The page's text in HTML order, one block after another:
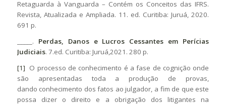
Retaguarda à Vanguarda – Contém os Conceitos das IFRS.
Revista, Atualizada e Ampliada. 11. ed. Curitiba: Juruá, 2020.
691 p.
_____. Perdas, Danos e Lucros Cessantes em Perícias
Judiciais. 7.ed. Curitiba: Juruá,2021. 280 p.
[1] O processo de conhecimento é a fase de cognição onde
são apresentadas toda a produção de provas,
dando conhecimento dos fatos ao julgador, a fim de que este
possa dizer o direito e a obrigação dos litigantes na